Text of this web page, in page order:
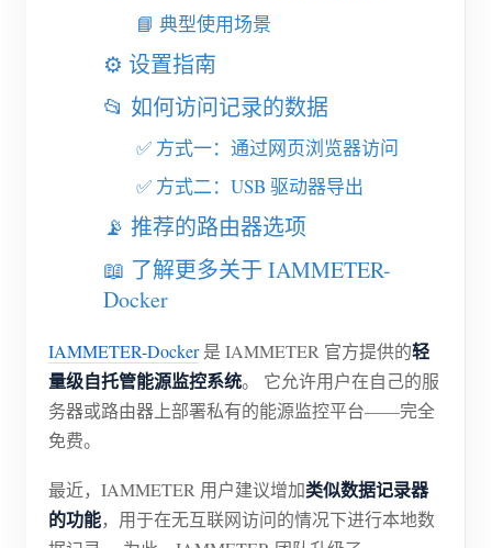
IAMMETER 模拟器
虚拟电表
能源预测与仿真系统
应用
光伏系统能源监控
家庭自动化
商店
产品快速开始
文档
社区
贡献者计划
解决方案
📘 典型使用场景
⚙️ 设置指南
📂 如何访问记录的数据
✅ 方式一：通过网页浏览器访问
✅ 方式二：USB 驱动器导出
📡 推荐的路由器选项
📖 了解更多关于 IAMMETER-
Docker
IAMMETER-Docker是 IAMMETER 官方提供的轻
量级自托管能源监控系统。 它允许用户在自己的服
务器或路由器上部署私有的能源监控平台——完全
免费。
最近，IAMMETER 用户建议增加类似数据记录器
的功能，用于在无互联网访问的情况下进行本地数